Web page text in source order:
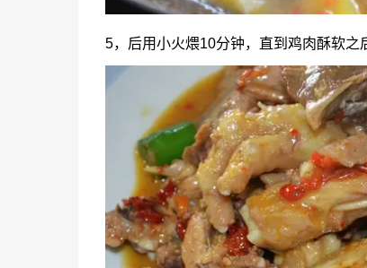
5，后用小火煨10分钟，直到鸡肉酥软之